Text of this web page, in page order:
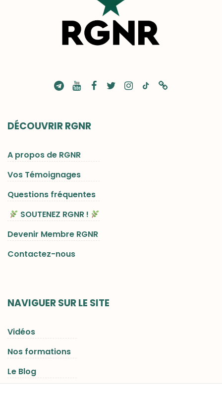
DÉCOUVRIR RGNR
A propos de RGNR
Vos Témoignages
Questions fréquentes
SOUTENEZ RGNR !
Devenir Membre RGNR
Contactez-nous
NAVIGUER SUR LE SITE
Vidéos
Nos formations
Le Blog